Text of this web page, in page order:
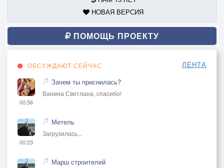
НОВАЯ ВЕРСИЯ
ПОМОЩЬ ПРОЕКТУ
ОБСУЖДАЮТ СЕЙЧАС ЛЕНТА
00:56
Зачем ты приснилась?
Ванина Светлана, спасибо!
00:23
Метель
Загрузилась...
Марш строителей